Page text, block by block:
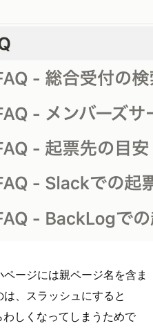
ージには親ページ名を含ま
、スラッシュにすると
しくなってしまうためで